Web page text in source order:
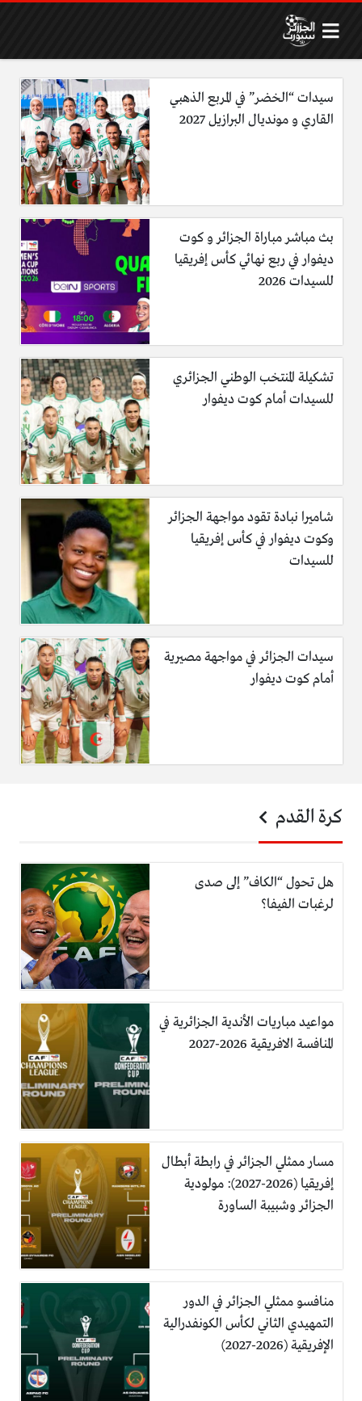
سيدات “الخضر” في المربع الذهبي
القاري و مونديال البرازيل 2027
بث مباشر مباراة الجزائر و كوت
ديفوار في ربع نهائي كأس إفريقيا
للسيدات 2026
تشكيلة المنتخب الوطني الجزائري
للسيدات أمام كوت ديفوار
شاميرا نبادة تقود مواجهة الجزائر
وكوت ديفوار في كأس إفريقيا
للسيدات
سيدات الجزائر في مواجهة مصيرية
أمام كوت ديفوار
كرة القدم
هل تحول “الكاف” إلى صدى
لرغبات الفيفا؟
مواعيد مباريات الأندية الجزائرية في
المنافسة الافريقية 2026-2027
مسار ممثلي الجزائر في رابطة أبطال
إفريقيا (2026-2027): مولودية
الجزائر وشبيبة الساورة
منافسو ممثلي الجزائر في الدور
التمهيدي الثاني لكأس الكونفدرالية
الإفريقية (2026-2027)